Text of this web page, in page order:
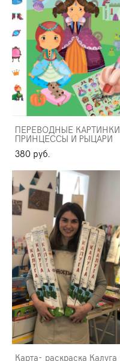
ПЕРЕВОДНЫЕ КАРТИНКИ.
ПРИНЦЕССЫ И РЫЦАРИ
380 pуб.
Карта- раскраска Калуга